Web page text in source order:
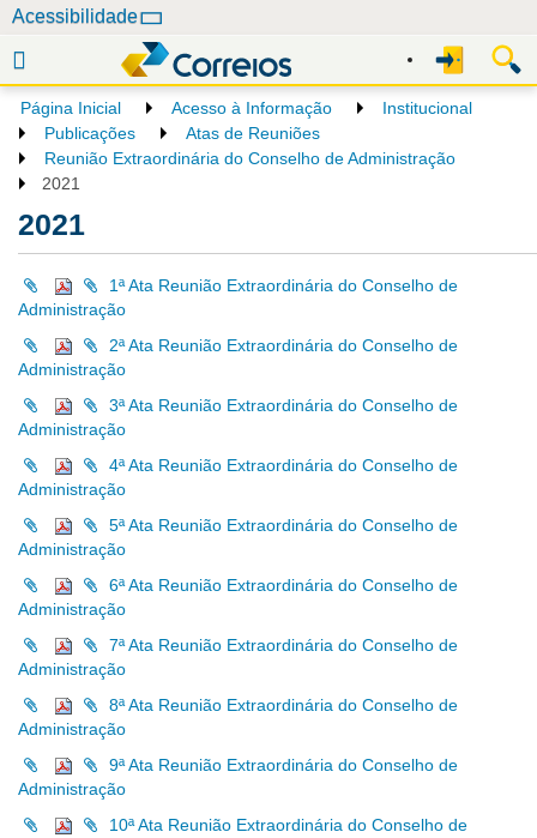
Acessibilidade
Página Inicial Acesso à Informação
Institucional
Publicações
Atas de Reuniões
Reunião Extraordinária do Conselho de Administração
2021
2021
1ª Ata Reunião Extraordinária do Conselho de
Administração
2ª Ata Reunião Extraordinária do Conselho de
Administração
3ª Ata Reunião Extraordinária do Conselho de
Administração
4ª Ata Reunião Extraordinária do Conselho de
Administração
5ª Ata Reunião Extraordinária do Conselho de
Administração
6ª Ata Reunião Extraordinária do Conselho de
Administração
7ª Ata Reunião Extraordinária do Conselho de
Administração
8ª Ata Reunião Extraordinária do Conselho de
Administração
9ª Ata Reunião Extraordinária do Conselho de
Administração
10ª Ata Reunião Extraordinária do Conselho de